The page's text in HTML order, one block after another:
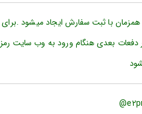
همزمان با ثبت سفارش ایجاد میشود .برای
دفعات بعدی هنگام ورود به وب سایت رمز